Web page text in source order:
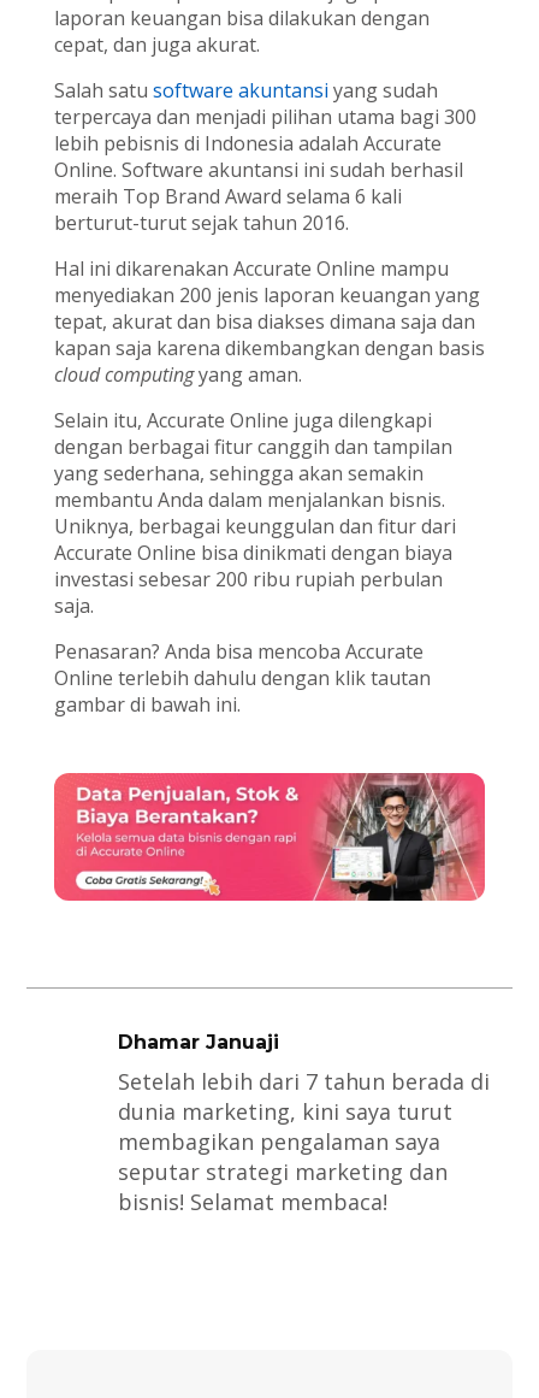
laporan keuangan bisa dilakukan dengan
cepat, dan juga akurat.
Salah satu software akuntansi yang sudah
terpercaya dan menjadi pilihan utama bagi 300
lebih pebisnis di Indonesia adalah Accurate
Online. Software akuntansi ini sudah berhasil
meraih Top Brand Award selama 6 kali
berturut-turut sejak tahun 2016.
Hal ini dikarenakan Accurate Online mampu
menyediakan 200 jenis laporan keuangan yang
tepat, akurat dan bisa diakses dimana saja dan
kapan saja karena dikembangkan dengan basis
cloud computingyang aman.
Selain itu, Accurate Online juga dilengkapi
dengan berbagai fitur canggih dan tampilan
yang sederhana, sehingga akan semakin
membantu Anda dalam menjalankan bisnis.
Uniknya, berbagai keunggulan dan fitur dari
Accurate Online bisa dinikmati dengan biaya
investasi sebesar 200 ribu rupiah perbulan
saja.
Penasaran? Anda bisa mencoba Accurate
Online terlebih dahulu dengan klik tautan
gambar di bawah ini.
Dhamar Januaji
Setelah lebih dari 7 tahun berada di
dunia marketing, kini saya turut
membagikan pengalaman saya
seputar strategi marketing dan
bisnis! Selamat membaca!